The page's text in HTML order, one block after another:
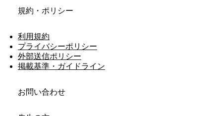
規約・ポリシー
利用規約
プライバシーポリシー
外部送信ポリシー
掲載基準・ガイドライン
お問い合わせ